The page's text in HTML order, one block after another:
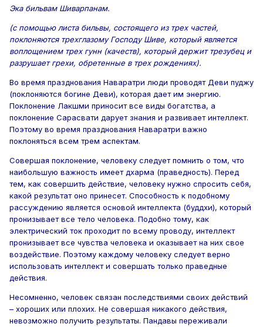
Эка бильвам Шиварпанам.
(с помощью листа бильвы, состоящего из трех частей,
поклоняются трехглазому Господу Шиве, который является
воплощением трех гунн (качеств), который держит трезубец и
разрушает грехи, обретенные в трех рождениях).
Во время празднования Наваратри люди проводят Деви пуджу
(поклоняются богине Деви), которая дает им энергию.
Поклонение Лакшми приносит все виды богатства, а
поклонение Сарасвати дарует знания и развивает интеллект.
Поэтому во время празднования Наваратри важно
поклоняться всем трем аспектам.
Совершая поклонение, человеку следует помнить о том, что
наибольшую важность имеет дхарма (праведность). Перед
тем, как совершить действие, человеку нужно спросить себя,
какой результат оно принесет. Способность к подобному
рассуждению является основой интеллекта (буддхи), который
пронизывает все тело человека. Подобно тому, как
электрический ток проходит по всему проводу, интеллект
пронизывает все чувства человека и оказывает на них свое
воздействие. Поэтому каждому человеку следует верно
использовать интеллект и совершать только праведные
действия.
Несомненно, человек связан последствиями своих действий
– хороших или плохих. Не совершая никакого действия,
невозможно получить результаты. Пандавы переживали